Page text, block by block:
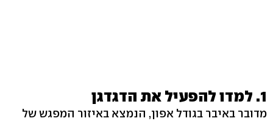
1. למדו להפעיל את הדגדגן
מדובר באיבר בגודל אפון, הנמצא באיזור המפגש של